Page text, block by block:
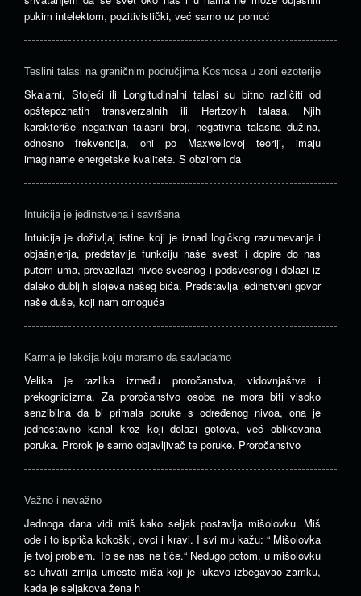
pukim intelektom, pozitivistički, već samo uz pomoć
Teslini talasi na graničnim područjima Kosmosa u zoni ezoterije
Skalarni, Stojeći ili Longitudinalni talasi su bitno različiti od
opštepoznatih transverzalnih ili Hertzovih talasa. Njih
karakteriše negativan talasni broj, negativna talasna dužina,
odnosno frekvencija, oni po Maxwellovoj teoriji, imaju
imaginarne energetske kvalitete. S obzirom da
Intuicija je jedinstvena i savršena
Intuicija je doživljaj istine koji je iznad logičkog razumevanja i
objašnjenja, predstavlja funkciju naše svesti i dopire do nas
putem uma, prevazilazi nivoe svesnog i podsvesnog i dolazi iz
daleko dubljih slojeva našeg bića. Predstavlja jedinstveni govor
naše duše, koji nam omoguća
Karma je lekcija koju moramo da savladamo
Velika je razlika između proročanstva, vidovnjaštva i
prekognicizma. Za proročanstvo osoba ne mora biti visoko
senzibilna da bi primala poruke s određenog nivoa, ona je
jednostavno kanal kroz koji dolazi gotova, već oblikovana
poruka. Prorok je samo objavljivač te poruke. Proročanstvo
Važno i nevažno
Jednoga dana vidi miš kako seljak postavlja mišolovku. Miš
ode i to ispriča kokoški, ovci i kravi. I svi mu kažu: “ Mišolovka
je tvoj problem. To se nas ne tiče.“ Nedugo potom, u mišolovku
se uhvati zmija umesto miša koji je lukavo izbegavao zamku,
kada je seljakova žena h